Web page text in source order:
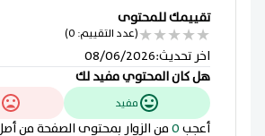
تقييمك للمحتوى
★
★
★
★
★(عدد التقييم: 0)
اخر تحديث:
08/06/2026
هل كان المحتوي مفيد لك
مفيد
أعجب0من الزوار بمحتوى الصفحة من